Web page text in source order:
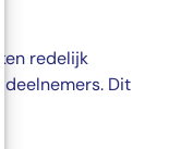
redelijk
deelnemers. Dit